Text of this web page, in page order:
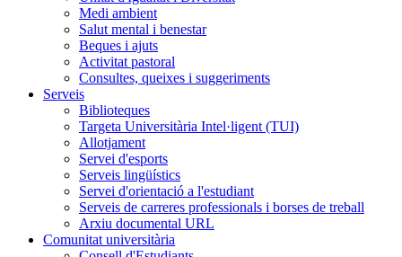
Medi ambient
Salut mental i benestar
Beques i ajuts
Activitat pastoral
Consultes, queixes i suggeriments
Serveis
Biblioteques
Targeta Universitària Intel·ligent (TUI)
Allotjament
Servei d'esports
Serveis lingüístics
Servei d'orientació a l'estudiant
Serveis de carreres professionals i borses de treball
Arxiu documental URL
Comunitat universitària